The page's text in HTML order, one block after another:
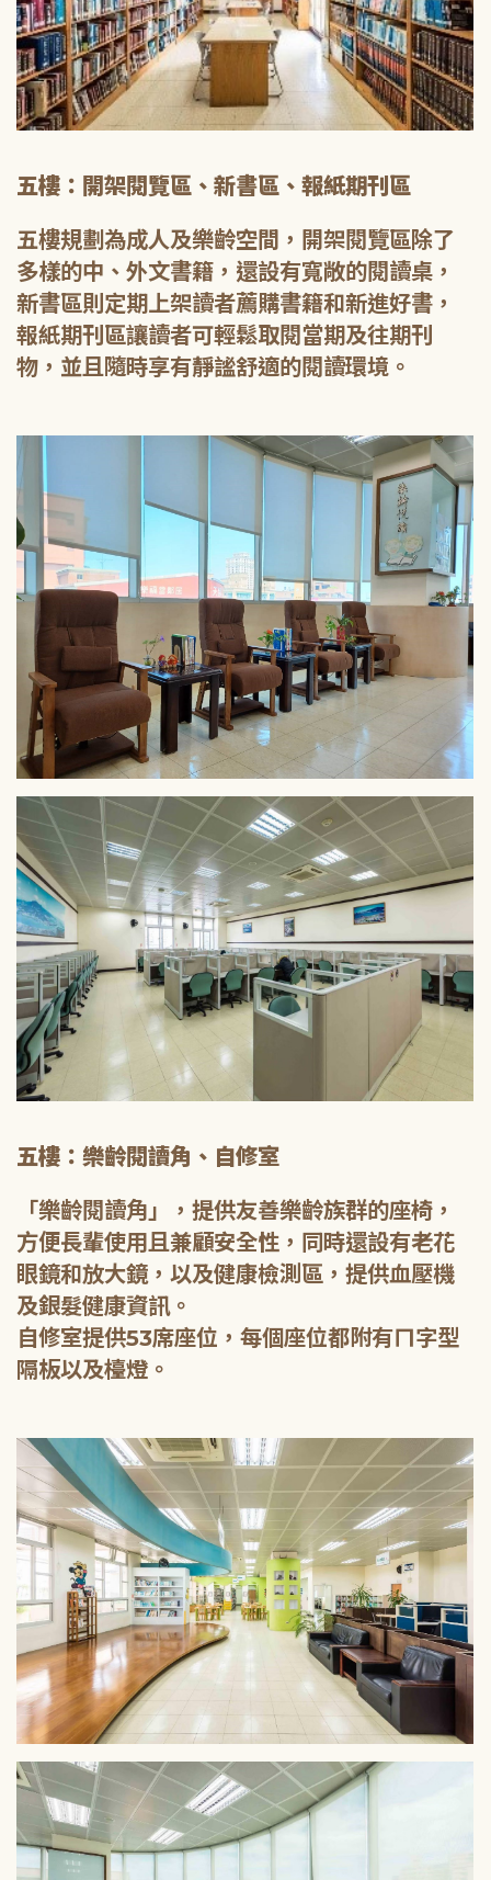
五樓：開架閱覽區、新書區、報紙期刊區
五樓規劃為成人及樂齡空間，開架閱覽區除了
多樣的中、外文書籍，還設有寬敞的閱讀桌，
新書區則定期上架讀者薦購書籍和新進好書，
報紙期刊區讓讀者可輕鬆取閱當期及往期刊
物，並且隨時享有靜謐舒適的閱讀環境。
五樓：樂齡閱讀角、自修室
「樂齡閱讀角」，提供友善樂齡族群的座椅，
方便長輩使用且兼顧安全性，同時還設有老花
眼鏡和放大鏡，以及健康檢測區，提供血壓機
及銀髮健康資訊。
自修室提供53席座位，每個座位都附有ㄇ字型